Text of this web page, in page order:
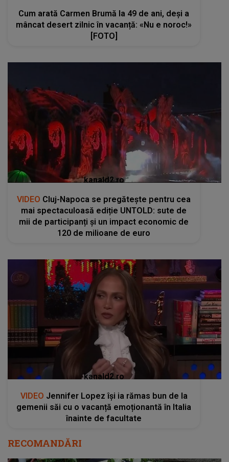
Cum arată Carmen Brumă la 49 de ani, deși a
mâncat desert zilnic în vacanță: «Nu e noroc!»
[FOTO]
kanald2.ro
VIDEO Cluj-Napoca se pregătește pentru cea
mai spectaculoasă ediție UNTOLD: sute de
mii de participanți și un impact economic de
120 de milioane de euro
kanald2.ro
VIDEO Jennifer Lopez își ia rămas bun de la
gemenii săi cu o vacanță emoționantă în Italia
înainte de facultate
RECOMANDĂRI